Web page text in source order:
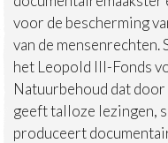
voor de bescherming
van de
het Leopold III-Fonds
Natuurbehoud dat
geeft talloze lezingen,
produceert